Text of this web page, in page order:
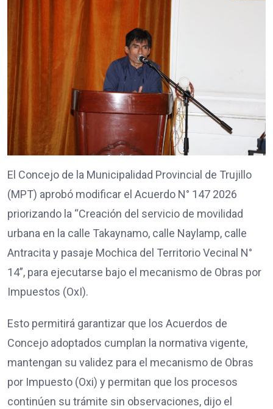
El Concejo de la Municipalidad Provincial de Trujillo
(MPT) aprobó modificar el Acuerdo N° 147 2026
priorizando la “Creación del servicio de movilidad
urbana en la calle Takaynamo, calle Naylamp, calle
Antracita y pasaje Mochica del Territorio Vecinal N°
14”, para ejecutarse bajo el mecanismo de Obras por
Impuestos (OxI).
Esto permitirá garantizar que los Acuerdos de
Concejo adoptados cumplan la normativa vigente,
mantengan su validez para el mecanismo de Obras
por Impuesto (Oxi) y permitan que los procesos
continúen su trámite sin observaciones, dijo el